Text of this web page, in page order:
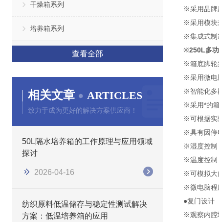
干燥箱系列
培养箱系列
查看全部
相关文章 ARTICLES
致力于成为更好的解决方案供应商！
50L隔水培养箱的工作原理与应用领域
探讨
2026-04-16
纺织原料低温储存与稳定性测试解决
方案：低温培养箱的应用
※采用品牌
※采用模块
※集成式制
※250L多
※箱底脚轮
※采用微电
※智能化多
※采用*的
※可根据实
※具有因停
※湿度控制
※温度控制
※可模拟大
※微电脑程
●复门设计
※观察内腔